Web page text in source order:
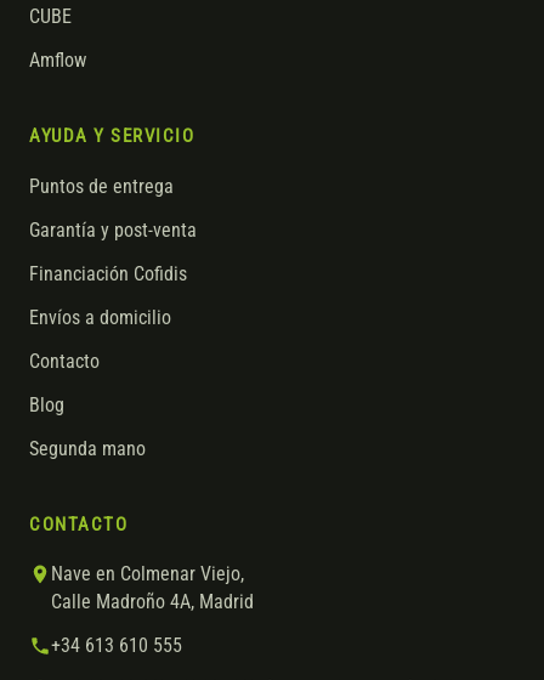
CUBE
Amflow
AYUDA Y SERVICIO
Puntos de entrega
Garantía y post-venta
Financiación Cofidis
Envíos a domicilio
Contacto
Blog
Segunda mano
CONTACTO
Nave en Colmenar Viejo,
Calle Madroño 4A, Madrid
+34 613 610 555